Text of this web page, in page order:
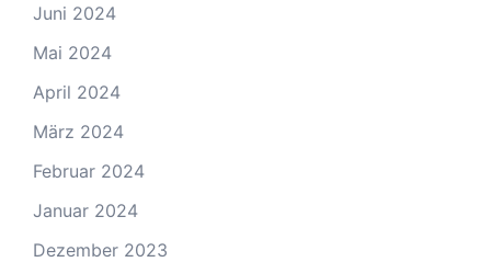
Juni 2024
Mai 2024
April 2024
März 2024
Februar 2024
Januar 2024
Dezember 2023